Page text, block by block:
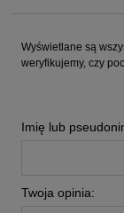
Wyświetlane są
weryfikujemy, czy
Imię lub
Twoja opinia: